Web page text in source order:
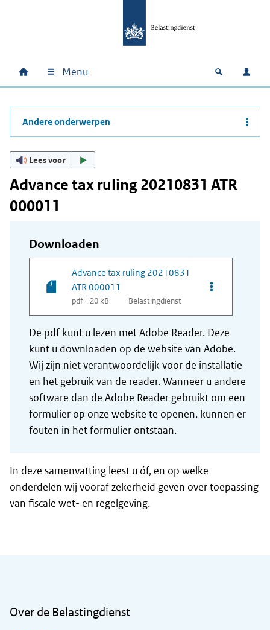
Hoofdnavigatie
Home Menu Open
Andere onderwerpen
Lees voor
Advance tax ruling 20210831 ATR
000011
Downloaden
Advance tax ruling 20210831
ATR 000011
pdf - 20 kB Belastingdienst
Opties van
De pdf kunt u lezen met Adobe Reader. Deze
kunt u downloaden op de website van Adobe.
Wij zijn niet verantwoordelijk voor de installatie
en het gebruik van de reader. Wanneer u andere
software dan de Adobe Reader gebruikt om een
formulier op onze website te openen, kunnen er
fouten in het formulier ontstaan.
In deze samenvatting leest u óf, en op welke
onderdelen wij vooraf zekerheid geven over toepassing
van fiscale wet- en regelgeving.
Over de Belastingdienst